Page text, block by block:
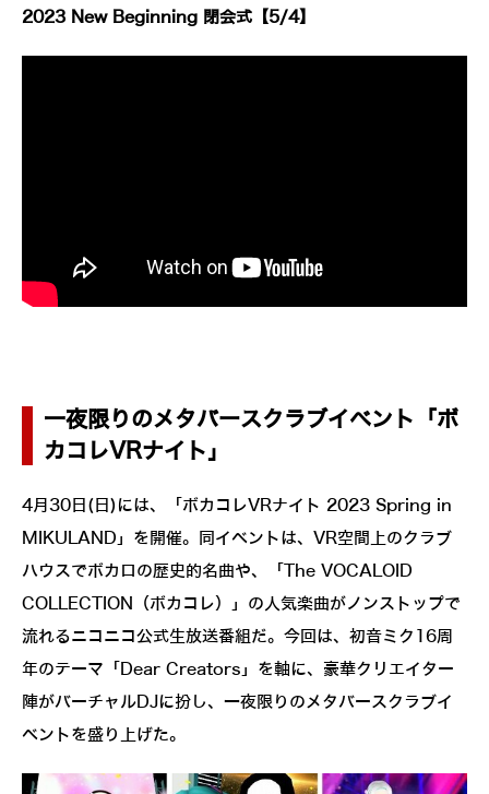
2023 New Beginning 閉会式【5/4】
一夜限りのメタバースクラブイベント「ボ
カコレVRナイト」
4月30日(日)には、「ボカコレVRナイト 2023 Spring in
MIKULAND」を開催。同イベントは、VR空間上のクラブ
ハウスでボカロの歴史的名曲や、「The VOCALOID
COLLECTION（ボカコレ）」の人気楽曲がノンストップで
流れるニコニコ公式生放送番組だ。今回は、初音ミク16周
年のテーマ「Dear Creators」を軸に、豪華クリエイター
陣がバーチャルDJに扮し、一夜限りのメタバースクラブイ
ベントを盛り上げた。